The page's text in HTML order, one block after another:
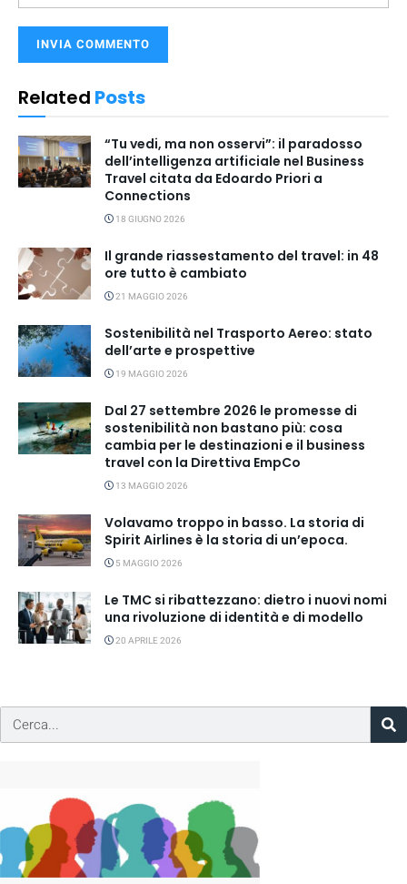
Related Posts
“Tu vedi, ma non osservi”: il paradosso
dell’intelligenza artificiale nel Business
Travel citata da Edoardo Priori a
Connections
18 GIUGNO 2026
Il grande riassestamento del travel: in 48
ore tutto è cambiato
21 MAGGIO 2026
Sostenibilità nel Trasporto Aereo: stato
dell’arte e prospettive
19 MAGGIO 2026
Dal 27 settembre 2026 le promesse di
sostenibilità non bastano più: cosa
cambia per le destinazioni e il business
travel con la Direttiva EmpCo
13 MAGGIO 2026
Volavamo troppo in basso. La storia di
Spirit Airlines è la storia di un’epoca.
5 MAGGIO 2026
Le TMC si ribattezzano: dietro i nuovi nomi
una rivoluzione di identità e di modello
20 APRILE 2026